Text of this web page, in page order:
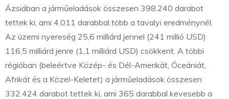
Ázsiában a járműeladások összesen 398.240 darabot
tettek ki, ami 4.011 darabbal több a tavalyi eredménynél.
Az üzemi nyereség 25,6 milliárd jennel (241 millió USD)
116,5 milliárd jenre (1,1 milliárd USD) csökkent. A többi
régióban (beleértve Közép- és Dél-Amerikát, Óceániát,
Afrikát és a Közel-Keletet) a járműeladások összesen
332.424 darabot tettek ki, ami 365 darabbal kevesebb a